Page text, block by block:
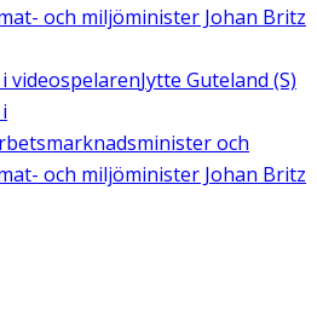
och miljöminister Johan Britz
i videospelarenJytte Guteland (S)
i
och
och miljöminister Johan Britz